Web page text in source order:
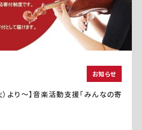
お知らせ
）より～】音楽活動支援「みんなの寄